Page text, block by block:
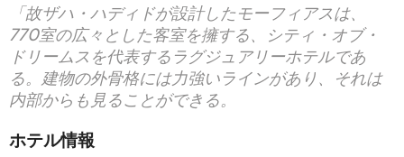
「故ザハ・ハディドが設計したモーフィアスは、
770室の広々とした客室を擁する、シティ・オブ・
ドリームスを代表するラグジュアリーホテルであ
る。建物の外骨格には力強いラインがあり、それは
内部からも見ることができる。
ホテル情報